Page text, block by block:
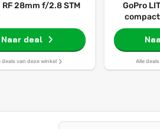
RF 28mm f/2.8 STM
Naar deal
deals van deze winkel
GoPro
Ultra HD-
Alle